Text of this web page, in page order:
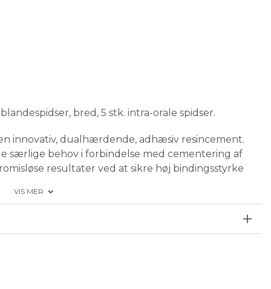
bred, 5 stk. intra-orale spidser.
innovativ, dualhærdende, adhæsiv resincement.
særlige behov i forbindelse med cementering af
resultater ved at sikre høj bindingsstyrke
der giver lettere håndtering.
VIS MER